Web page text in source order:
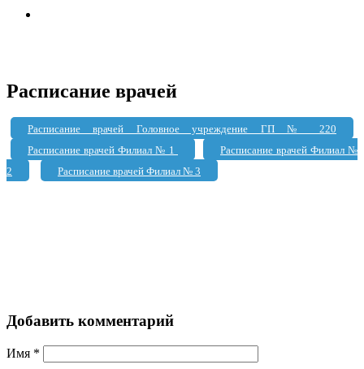
Расписание врачей
Расписание врачей Головное учреждение ГП № 220
Расписание врачей Филиал № 1
Расписание врачей Филиал №
2
Расписание врачей Филиал № 3
Добавить комментарий
Имя *